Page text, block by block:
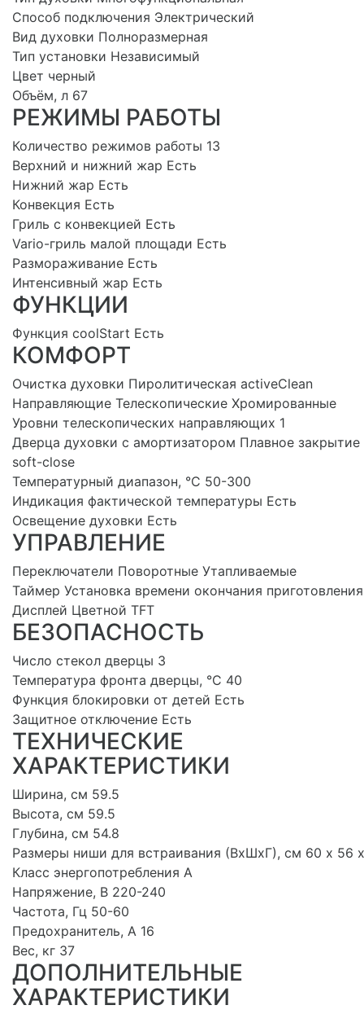
Способ подключения Электрический
Вид духовки Полноразмерная
Тип установки Независимый
Цвет черный
Объём, л 67
РЕЖИМЫ РАБОТЫ
Количество режимов работы 13
Верхний и нижний жар Есть
Нижний жар Есть
Конвекция Есть
Гриль с конвекцией Есть
Vario-гриль малой площади Есть
Размораживание Есть
Интенсивный жар Есть
ФУНКЦИИ
Функция coolStart Есть
КОМФОРТ
Очистка духовки Пиролитическая activeClean
Направляющие Телескопические Хромированные
Уровни телескопических направляющих 1
Дверца духовки с амортизатором Плавное закрытие
soft-close
Температурный диапазон, °С 50-300
Индикация фактической температуры Есть
Освещение духовки Есть
УПРАВЛЕНИЕ
Переключатели Поворотные Утапливаемые
Таймер Установка времени окончания приготовления
Дисплей Цветной TFT
БЕЗОПАСНОСТЬ
Число стекол дверцы 3
Температура фронта дверцы, °С 40
Функция блокировки от детей Есть
Защитное отключение Есть
ТЕХНИЧЕСКИЕ
ХАРАКТЕРИСТИКИ
Ширина, см 59.5
Высота, см 59.5
Глубина, см 54.8
Размеры ниши для встраивания (ВхШхГ), см 60 х 56
Класс энергопотребления A
Напряжение, В 220-240
Частота, Гц 50-60
Предохранитель, А 16
Вес, кг 37
ДОПОЛНИТЕЛЬНЫЕ
ХАРАКТЕРИСТИКИ